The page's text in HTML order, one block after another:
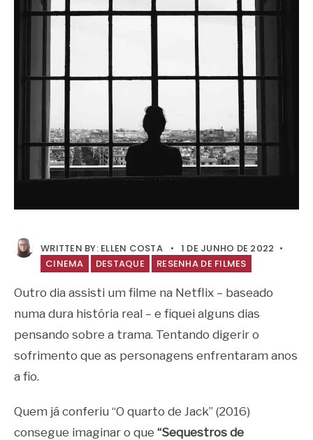
WRITTEN BY: ELLEN COSTA • 1 DE JUNHO DE 2022 •
CINEMA
DESTAQUE RESENHA DE FILMES
Outro dia assisti um filme na Netflix – baseado
numa dura história real – e fiquei alguns dias
pensando sobre a trama. Tentando digerir o
sofrimento que as personagens enfrentaram anos
a fio.
Quem já conferiu “O quarto de Jack” (2016)
consegue imaginar o que “Sequestros de